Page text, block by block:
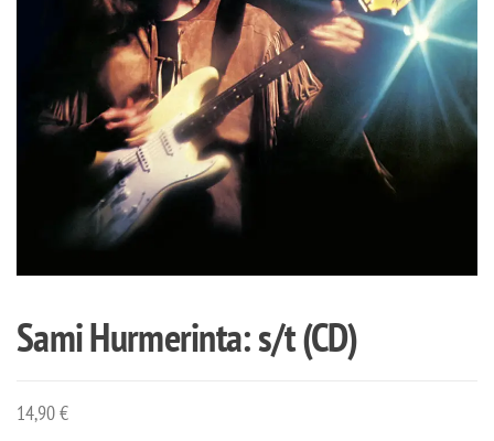
Sami Hurmerinta: s/t (CD)
14,90€